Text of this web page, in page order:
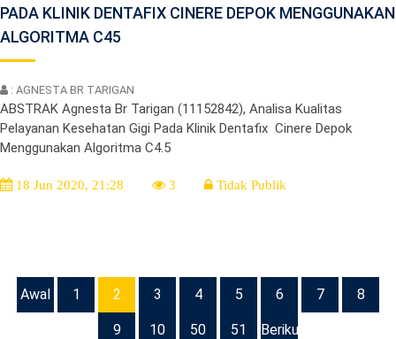
PADA KLINIK DENTAFIX CINERE DEPOK MENGGUNAKAN
ALGORITMA C45
: AGNESTA BR TARIGAN
ABSTRAK Agnesta Br Tarigan (11152842), Analisa Kualitas
Pelayanan Kesehatan Gigi Pada Klinik Dentafix Cinere Depok
Menggunakan Algoritma C4.5
18 Jun 2020, 21:28 3 Tidak Publik
Awal 1 2 3 4 5 6 7 8
9 10 50 51 Berikutnya